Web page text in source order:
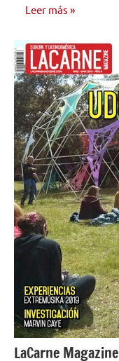
Leer más
NOTICIAS
LaCarne